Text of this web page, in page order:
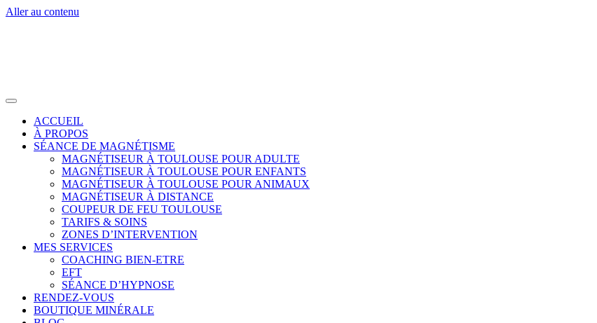
Aller au contenu
ACCUEIL
À PROPOS
SÉANCE DE MAGNÉTISME
MAGNÉTISEUR À TOULOUSE POUR ADULTE
MAGNÉTISEUR À TOULOUSE POUR ENFANTS
MAGNÉTISEUR À TOULOUSE POUR ANIMAUX
MAGNÉTISEUR À DISTANCE
COUPEUR DE FEU TOULOUSE
TARIFS & SOINS
ZONES D’INTERVENTION
MES SERVICES
COACHING BIEN-ETRE
EFT
SÉANCE D’HYPNOSE
RENDEZ-VOUS
BOUTIQUE MINÉRALE